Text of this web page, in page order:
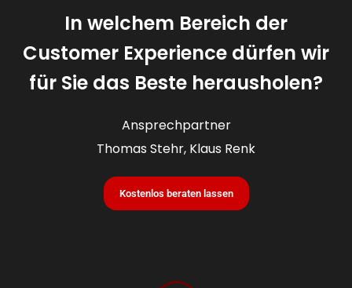
In welchem Bereich der
Customer Experience dürfen wir
für Sie das Beste herausholen?
Ansprechpartner
Thomas Stehr, Klaus Renk
Kostenlos beraten lassen